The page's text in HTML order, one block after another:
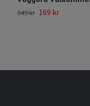
349 kr 169 kr